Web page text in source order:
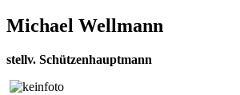
Michael Wellmann
stellv. Schützenhauptmann